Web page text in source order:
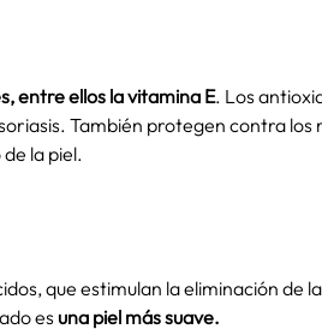
entre ellos la vitamina E. Los
También protegen contra
la piel.
que estimulan la eliminación de
es una piel más suave.